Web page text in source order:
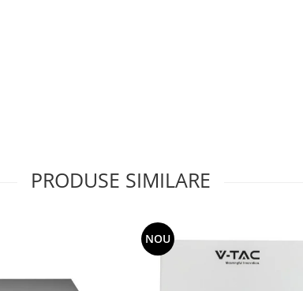
PRODUSE SIMILARE
NOU